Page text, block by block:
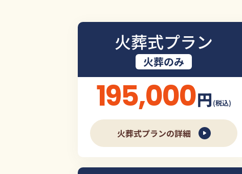
火葬式プラン
火葬のみ
195,000円 (税込)
火葬式プランの詳細